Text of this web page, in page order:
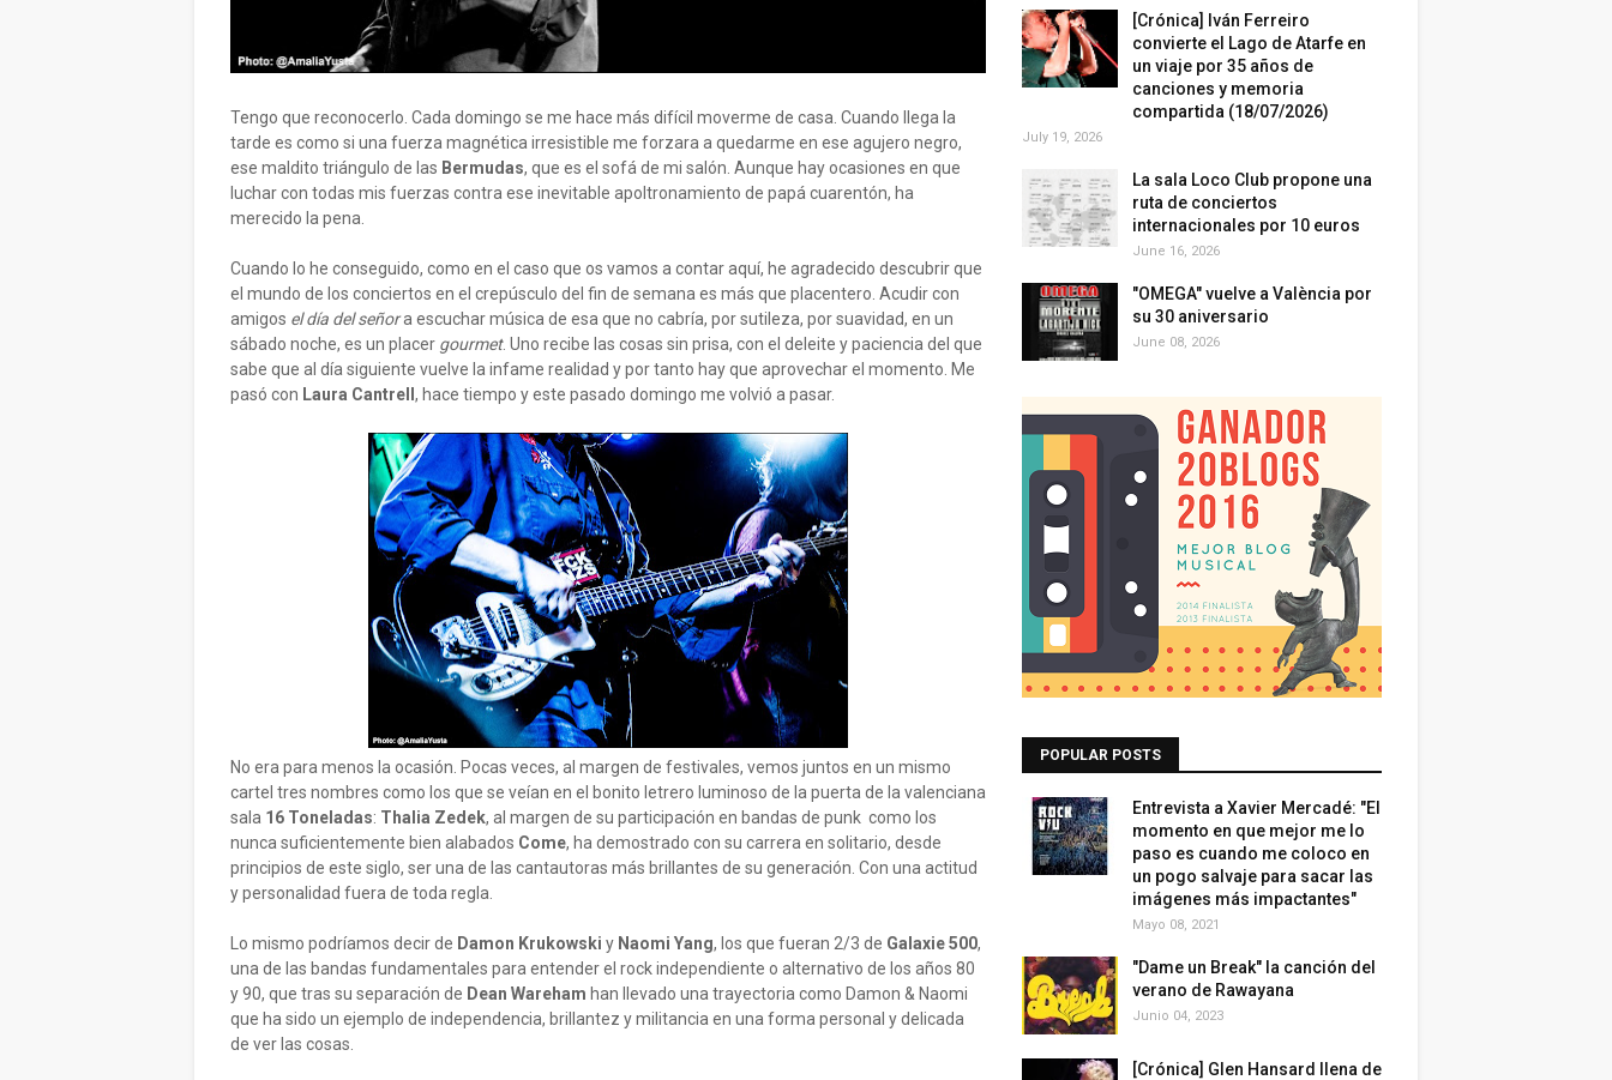
Tengo que reconocerlo. Cada domingo se me hace más difícil moverme de casa. Cuando llega la
tarde es como si una fuerza magnética irresistible me forzara a quedarme en ese agujero negro,
ese maldito triángulo de las Bermudas, que es el sofá de mi salón. Aunque hay ocasiones en que
luchar con todas mis fuerzas contra ese inevitable apoltronamiento de papá cuarentón, ha
merecido la pena.
Cuando lo he conseguido, como en el caso que os vamos a contar aquí, he agradecido descubrir que
el mundo de los conciertos en el crepúsculo del fin de semana es más que placentero. Acudir con
amigos el día del señora escuchar música de esa que no cabría, por sutileza, por suavidad, en un
sábado noche, es un placer gourmet. Uno recibe las cosas sin prisa, con el deleite y paciencia del que
sabe que al día siguiente vuelve la infame realidad y por tanto hay que aprovechar el momento. Me
pasó con Laura Cantrell , hace tiempo y este pasado domingo me volvió a pasar.
No era para menos la ocasión. Pocas veces, al margen de festivales, vemos juntos en un mismo
cartel tres nombres como los que se veían en el bonito letrero luminoso de la puerta de la valenciana
sala 16 Toneladas: Thalia Zedek, al margen de su participación en bandas de punk como los
nunca suficientemente bien alabados Come, ha demostrado con su carrera en solitario, desde
principios de este siglo, ser una de las cantautoras más brillantes de su generación. Con una actitud
y personalidad fuera de toda regla.
Lo mismo podríamos decir de Damon Krukowski y Naomi Yang, los que fueran 2/3 de Galaxie 500,
una de las bandas fundamentales para entender el rock independiente o alternativo de los años 80
y 90, que tras su separación de Dean Wareham han llevado una trayectoria como Damon & Naomi
que ha sido un ejemplo de independencia, brillantez y militancia en una forma personal y delicada
de ver las cosas.
[Crónica] Iván Ferreiro
convierte el Lago de Atarfe en
un viaje por 35 años de
canciones y memoria
compartida (18/07/2026)
July 19, 2026
La sala Loco Club propone una
ruta de conciertos
internacionales por 10 euros
June 16, 2026
"OMEGA" vuelve a València por
su 30 aniversario
June 08, 2026
POPULAR POSTS
Entrevista a Xavier Mercadé: "El
momento en que mejor me lo
paso es cuando me coloco en
un pogo salvaje para sacar las
imágenes más impactantes"
Mayo 08, 2021
"Dame un Break" la canción del
verano de Rawayana
Junio 04, 2023
[Crónica] Glen Hansard llena de